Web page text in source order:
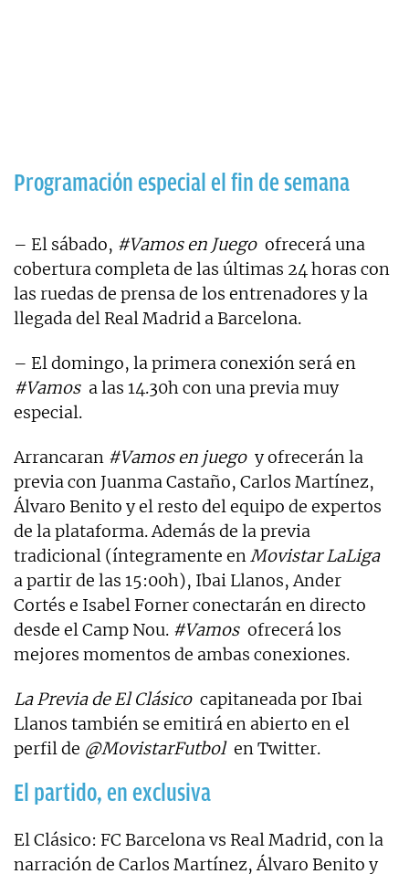
Programación especial el fin de semana
– El sábado, #Vamos en Juego ofrecerá una
cobertura completa de las últimas 24 horas con
las ruedas de prensa de los entrenadores y la
llegada del Real Madrid a Barcelona.
– El domingo, la primera conexión será en
#Vamos a las 14.30h con una previa muy
especial.
Arrancaran #Vamos en juego y ofrecerán la
previa con Juanma Castaño, Carlos Martínez,
Álvaro Benito y el resto del equipo de expertos
de la plataforma. Además de la previa
tradicional (íntegramente enMovistar LaLiga
a partir de las 15:00h), Ibai Llanos, Ander
Cortés e Isabel Forner conectarán en directo
desde el Camp Nou. #Vamos ofrecerá los
mejores momentos de ambas conexiones.
La Previa de El Clásico capitaneada por Ibai
Llanos también se emitirá en abierto en el
perfil de @MovistarFutbol en Twitter.
El partido, en exclusiva
El Clásico: FC Barcelona vs Real Madrid, con la
narración de Carlos Martínez, Álvaro Benito y